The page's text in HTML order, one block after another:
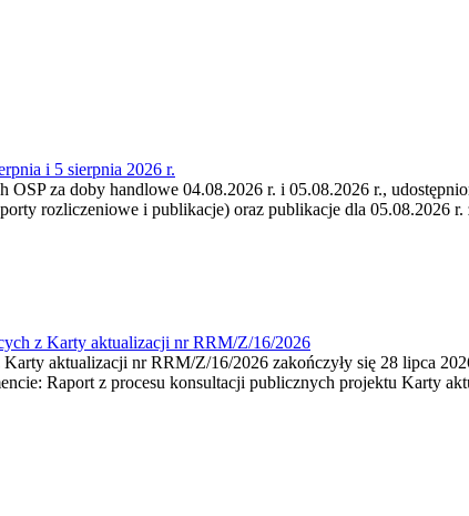
i 5 sierpnia 2026 r.
za doby handlowe 04.08.2026 r. i 05.08.2026 r.,
rozliczeniowe i publikacje) oraz publikacje dla 05.08.2026 r.
z Karty aktualizacji nr RRM/Z/16/2026
aktualizacji nr RRM/Z/16/2026 zakończyły się 28 lipca
Raport z procesu konsultacji publicznych projektu Karty